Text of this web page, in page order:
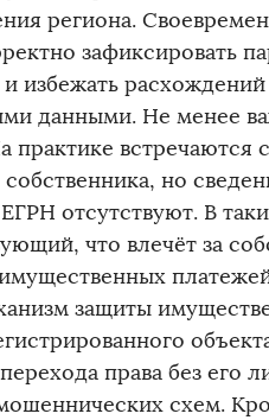
региона.
зафиксировать
избежать
данными. Не менее
практике встречаются
но
отсутствуют. В
что влечёт за
защиты
права без его
схем.